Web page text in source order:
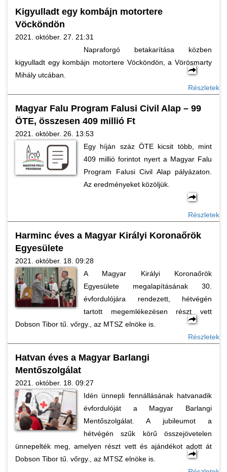
Kigyulladt egy kombájn motortere
Vöcköndön
2021. október. 27. 21:31
Napraforgó betakarítása közben
kigyulladt egy kombájn motortere Vöcköndön, a Vörösmarty
Mihály utcában.
Részletek
Magyar Falu Program Falusi Civil Alap – 99
ÖTE, összesen 409 millió Ft
2021. október. 26. 13:53
Egy híján száz ÖTE kicsit több, mint
409 millió forintot nyert a Magyar Falu
Program Falusi Civil Alap pályázaton.
Az eredményeket közöljük.
Részletek
Harminc éves a Magyar Királyi Koronaőrök
Egyesülete
2021. október. 18. 09:28
A Magyar Királyi Koronaőrök
Egyesülete megalapításának 30.
évfordulójára rendezett, hétvégén
tartott megemlékezésen részt vett
Dobson Tibor tű. vőrgy., az MTSZ elnöke is.
Részletek
Hatvan éves a Magyar Barlangi
Mentőszolgálat
2021. október. 18. 09:27
Idén ünnepli fennállásának hatvanadik
évfordulóját a Magyar Barlangi
Mentőszolgálat. A jubileumot a
hétvégén szűk körű összejövetelen
ünnepelték meg, amelyen részt vett és ajándékot adott át
Dobson Tibor tű. vőrgy., az MTSZ elnöke is.